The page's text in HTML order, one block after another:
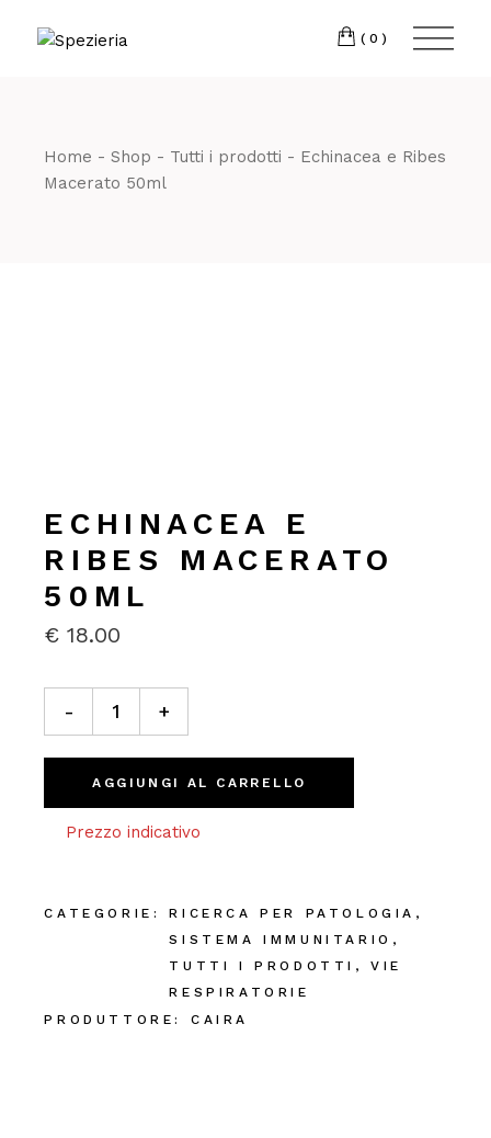
(0)
Home Shop Tutti i prodotti
Echinacea e Ribes
Macerato 50ml
ECHINACEA E
RIBES MACERATO
50ML
€ 18.00
Echinacea e Ribes Macerato 50ml quantity
- +
AGGIUNGI AL CARRELLO
Prezzo indicativo
CATEGORIE: RICERCA PER PATOLOGIA ,
SISTEMA IMMUNITARIO ,
TUTTI I PRODOTTI ,VIE
RESPIRATORIE
PRODUTTORE:
CAIRA
Telefono